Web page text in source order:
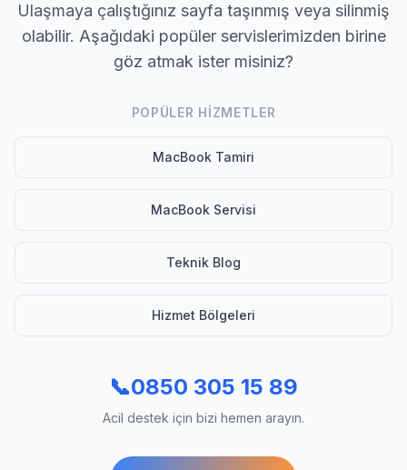
Ulaşmaya çalıştığınız sayfa taşınmış veya silinmiş
olabilir. Aşağıdaki popüler servislerimizden birine
göz atmak ister misiniz?
POPÜLER HIZMETLER
MacBook Tamiri
MacBook Servisi
Teknik Blog
Hizmet Bölgeleri
📞0850 305 15 89
Acil destek için bizi hemen arayın.